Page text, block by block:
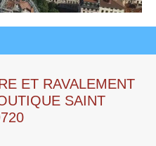
ET RAVALEMENT
SAINT